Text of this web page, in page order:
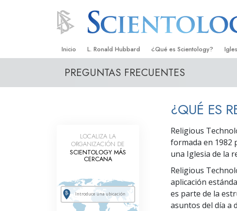
Inicio L. Ronald Hubbard ¿Qué es Scientology?
Creencias y Prácticas
Qué dicen los Scientologists
Conoce a un Scientologist
Dentro de una Iglesia
Los Principios Básicos de
Una Introducción a Dianética
PREGUNTAS FRECUENTES
¿QUÉ ES
Religious
formada en 1982
una Iglesia de la
Religious
aplicación
es parte de la
asuntos del día a
LOCALIZA LA
ORGANIZACIÓN DE
SCIENTOLOGY MÁS
CERCANA